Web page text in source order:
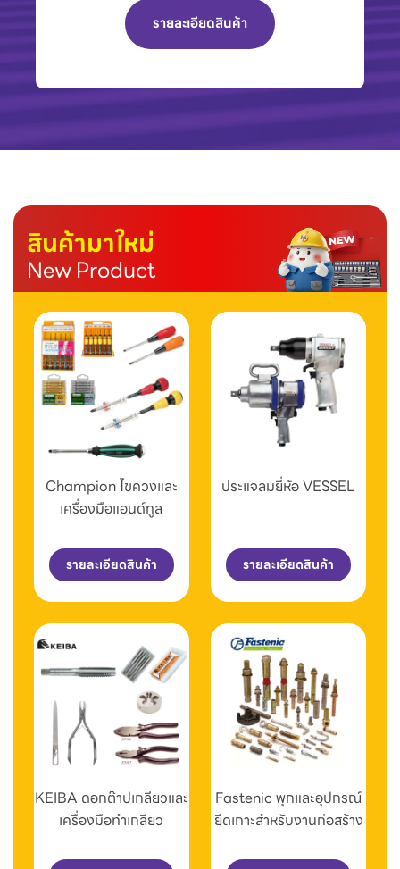
รายละเอียดสินค้า
สินค้ามาใหม่
New Product
Champion ไขควงและ
เครื่องมือแฮนด์ทูล
รายละเอียดสินค้า
ประแจลมยี่ห้อ VESSEL
รายละเอียดสินค้า
KEIBA ดอกต๊าปเกลียวและ
เครื่องมือทำเกลียว
Fastenic พุกและอุปกรณ์
ยึดเกาะสำหรับงานก่อสร้าง